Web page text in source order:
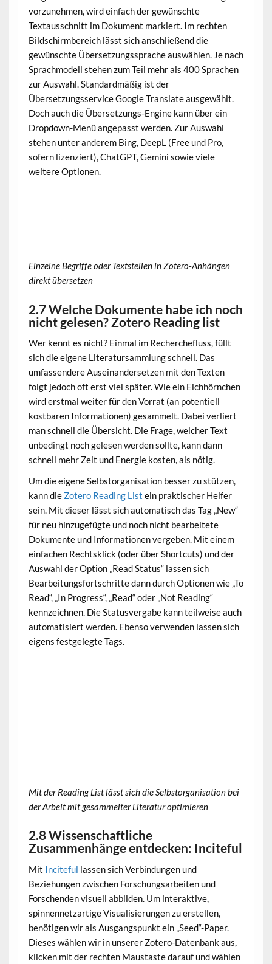
vorzunehmen, wird einfach der gewünschte
Textausschnitt im Dokument markiert. Im rechten
Bildschirmbereich lässt sich anschließend die
gewünschte Übersetzungssprache auswählen. Je nach
Sprachmodell stehen zum Teil mehr als 400 Sprachen
zur Auswahl. Standardmäßig ist der
Übersetzungsservice Google Translate ausgewählt.
Doch auch die Übersetzungs-Engine kann über ein
Dropdown-Menü angepasst werden. Zur Auswahl
stehen unter anderem Bing, DeepL (Free und Pro,
sofern lizenziert), ChatGPT, Gemini sowie viele
weitere Optionen.
Einzelne Begriffe oder Textstellen in Zotero-Anhängen
direkt übersetzen
2.7 Welche Dokumente habe ich noch
nicht gelesen? Zotero Reading list
Wer kennt es nicht? Einmal im Recherchefluss, füllt
sich die eigene Literatursammlung schnell. Das
umfassendere Auseinandersetzen mit den Texten
folgt jedoch oft erst viel später. Wie ein Eichhörnchen
wird erstmal weiter für den Vorrat (an potentiell
kostbaren Informationen) gesammelt. Dabei verliert
man schnell die Übersicht. Die Frage, welcher Text
unbedingt noch gelesen werden sollte, kann dann
schnell mehr Zeit und Energie kosten, als nötig.
Um die eigene Selbstorganisation besser zu stützen,
kann die Zotero Reading List ein praktischer Helfer
sein. Mit dieser lässt sich automatisch das Tag „New“
für neu hinzugefügte und noch nicht bearbeitete
Dokumente und Informationen vergeben. Mit einem
einfachen Rechtsklick (oder über Shortcuts) und der
Auswahl der Option „Read Status“ lassen sich
Bearbeitungsfortschritte dann durch Optionen wie „To
Read“, „In Progress“, „Read“ oder „Not Reading“
kennzeichnen. Die Statusvergabe kann teilweise auch
automatisiert werden. Ebenso verwenden lassen sich
eigens festgelegte Tags.
Mit der Reading List lässt sich die Selbstorganisation bei
der Arbeit mit gesammelter Literatur optimieren
2.8 Wissenschaftliche
Zusammenhänge entdecken: Inciteful
Mit Inciteful lassen sich Verbindungen und
Beziehungen zwischen Forschungsarbeiten und
Forschenden visuell abbilden. Um interaktive,
spinnennetzartige Visualisierungen zu erstellen,
benötigen wir als Ausgangspunkt ein „Seed“-Paper.
Dieses wählen wir in unserer Zotero-Datenbank aus,
klicken mit der rechten Maustaste darauf und wählen